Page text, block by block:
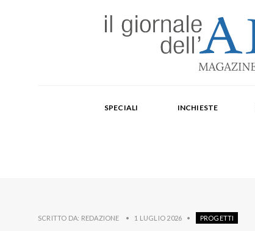
Paola Repellino, Veronica Rodenigo, Cecilia
SPECIALI INCHIESTE
SCRITTO DA: REDAZIONE • 1 LUGLIO 2026 • PROGETTI